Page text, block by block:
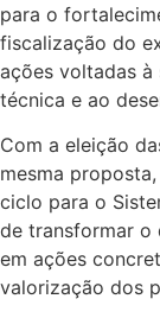
para o
fiscalização do
ações voltadas à
técnica e ao
Com a eleição
mesma
ciclo para o
de transformar o
em ações
valorização dos